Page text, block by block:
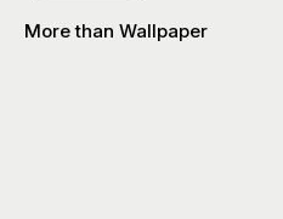
More than Wallpaper